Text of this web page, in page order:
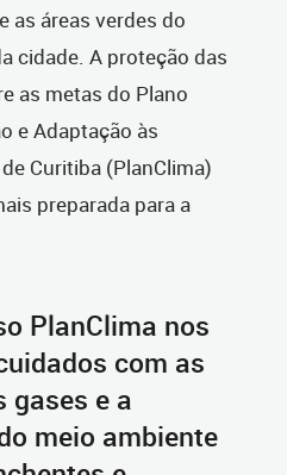
as áreas verdes do
cidade. A proteção das
as metas do Plano
e Adaptação às
Curitiba (PlanClima)
preparada para a
PlanClima nos
com as
gases e a
meio ambiente